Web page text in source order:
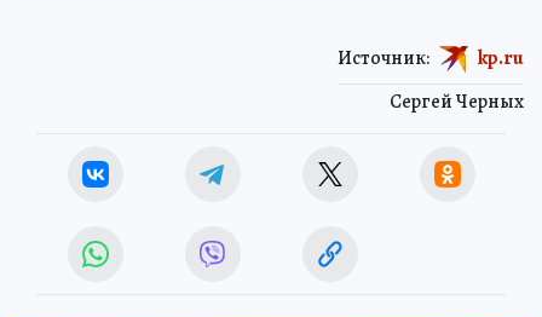
Сергей Черных
Источник: kp.ru